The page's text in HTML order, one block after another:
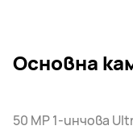
Основна
50 MP 1-инчова